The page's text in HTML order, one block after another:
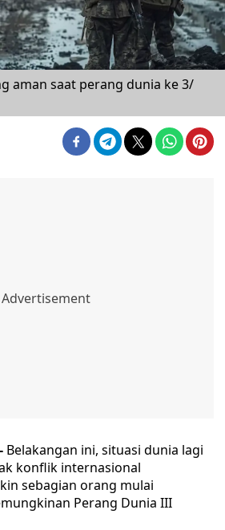
aman saat perang dunia ke 3/
Belakangan ini, situasi dunia lagi
konflik internasional
sebagian orang mulai
Perang Dunia III